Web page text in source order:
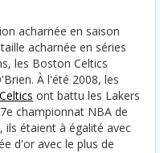
acharnée en saison
acharnée en séries
les Boston Celtics
À l'été 2008, les
ont battu les Lakers
championnat NBA de
ils étaient à égalité avec
d'or avec le plus de